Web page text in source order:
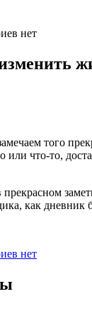
нет
того
или что-то,
как
нет